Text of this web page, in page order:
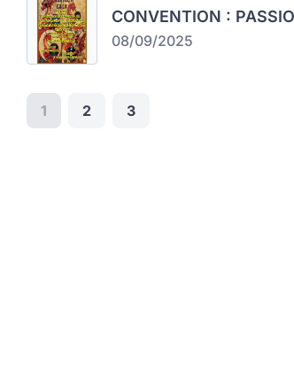
CONVENTION :
08/09/2025
1 2 3